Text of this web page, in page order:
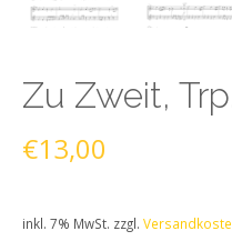
Zu Zweit,
€13,00
inkl. 7% MwSt. zzgl.